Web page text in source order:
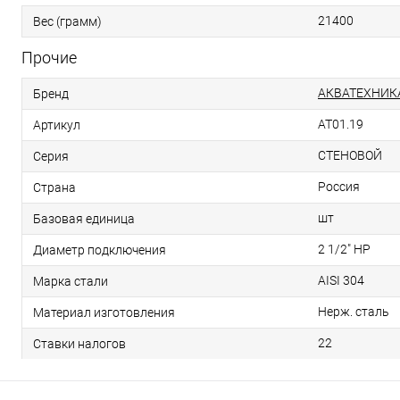
Вес (грамм) 21400
Прочие
Бренд
Артикул AT01.19
Серия СТЕНОВОЙ
Страна Россия
Базовая единица шт
Диаметр подключения 2 1/2" НР
Марка стали AISI 304
Материал изготовления Нерж. сталь
Ставки налогов 22